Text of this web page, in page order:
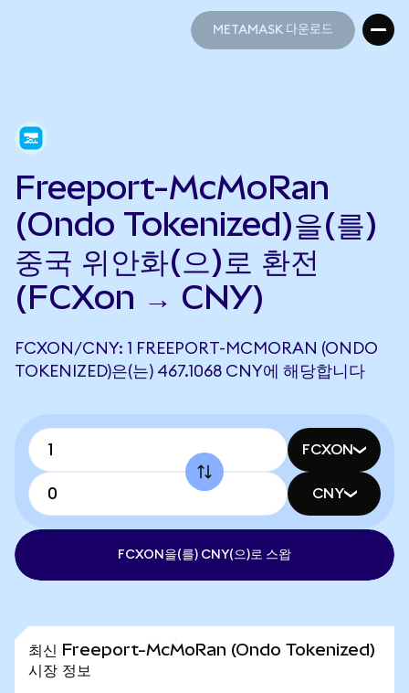
METAMASK 다운로드
Freeport-McMoRan
(Ondo Tokenized)을(를)
중국 위안화(으)로 환전
(FCXon → CNY)
FCXON/CNY: 1 FREEPORT-MCMORAN (ONDO
TOKENIZED)은(는) 467.1068 CNY에 해당합니다
FCXON
CNY
FCXON을(를) CNY(으)로 스왑
최신 Freeport-McMoRan (Ondo Tokenized)
시장 정보